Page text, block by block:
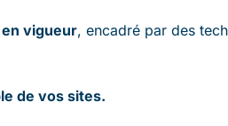
vigueur, encadré par des
de vos sites.